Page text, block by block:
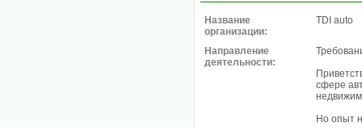
Название
организации:
TDI auto
Направление
деятельности:
сфере
Но опыт